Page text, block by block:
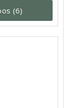
(6)